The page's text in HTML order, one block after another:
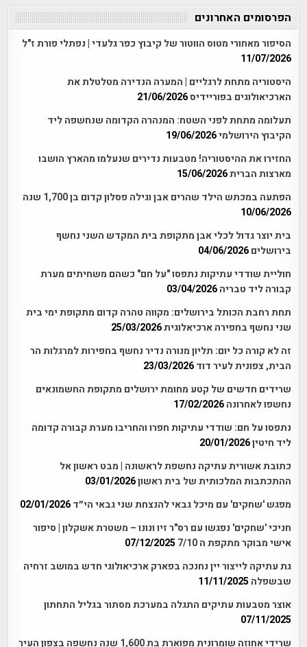
הפרסומים האחרונים
הסיפור מאחורי מטוס הווטור של קיבוץ כפר גלעדי | נפתלי פורת ז"ל
11/07/2026
היסטוריה מתחת לרגליים | המערה הנדירה מטלטלת את
הארכיאולוגים בפוריידיס21/06/2026
תעלומה מתחת לפני השטח: המנהרה הקדומה שנחשפה ליד
הקיבוץ הירושלמי19/06/2026
החזירו את ההיסטוריה! מטבעות נדירים שנעלמו מהארץ הושבו
מארצות הברית15/06/2026
הפתעה במכתש הילד שהרים אבן וגילה פסלון קדום בן 1,700 שנה
10/06/2026
בית יוצר גדול לכלי אבן מתקופת בית המקדש השני נחשף
בירושלים 04/06/2026
חוליית שודדי עתיקות נתפסו "על חם" כשהם משחיתים מערת
קבורה ליד טבריה 03/04/2026
תחת רחבת הכותל בירושלים: מקווה טהרה קדום מתקופת ימי בית
שני נחשף בחפירה ארכיאלוגית25/03/2026
זה לא קורה כל יום: תליון מנורה נדיר נחשף בחפירות למרגלות הר
הבית, צפונית לעיר דוד 23/03/2026
שרידים חדשים של קטע מחומת ירושלים מתקופת החשמונאים
נחשפו לאחרונה 17/02/2026
נתפסו על חם: שודדי עתיקות חפרו והחריבו מערת קבורה קדומה
ליד חיטין20/01/2026
כתובת אשורית עתיקה נחשפת לראשונה | מבט ראשון אל
ההתכתבות המלכותית של בית ראשון03/01/2026
מפגש 'שחקים' עם מיכל גבאי להנצחת שני גבאי הי״ד 02/01/2026
חניכי 'שחקים' נפגשו עם רס"ר זיו ונונו – משטרת אשקלון | סיפור
אישי מבוקר מתקפת ה 7/10
07/12/2025
גת עתיקה לייצור יין נחנכה בפארק ארכיאולוגי חדש במושב זרחיה
שבשפלה 11/11/2025
אוצר מטבעות עתיקים התגלה במערכת מסתור בגליל התחתון
07/11/2025
שרידי אחוזה שומרונית מפוארת בת 1,600 שנה נחשפה בצפון העיר